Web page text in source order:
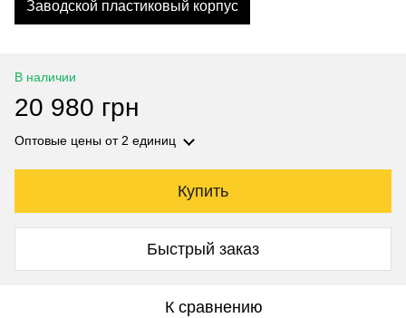
Заводской пластиковый корпус
В наличии
20 980 грн
Оптовые цены от 2 единиц
Купить
Быстрый заказ
К сравнению